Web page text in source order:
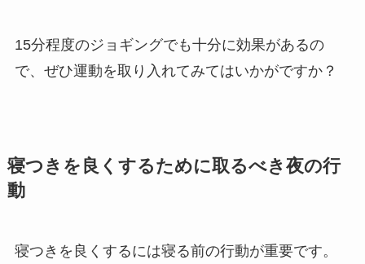
15分程度のジョギングでも十分に効果があるの
で、ぜひ運動を取り入れてみてはいかがですか？
寝つきを良くするために取るべき夜の行
動
寝つきを良くするには寝る前の行動が重要です。